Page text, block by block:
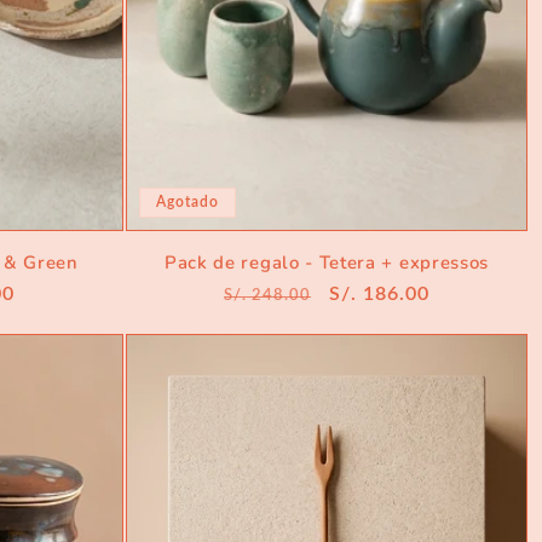
Green
Agotado
Pack de regalo - Tetera + expressos
Precio
S/. 248.00
Precio
S/. 186.00